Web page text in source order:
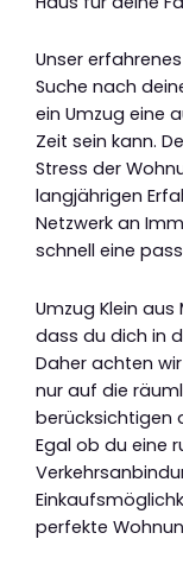
Unser
Suche nach
ein Umzug eine
Zeit sein kann.
Stress der
langjährigen
Netzwerk an
schnell eine
Umzug Klein
dass du dich in
Daher achten
nur auf die
berücksichtigen
Egal ob du eine
perfekte